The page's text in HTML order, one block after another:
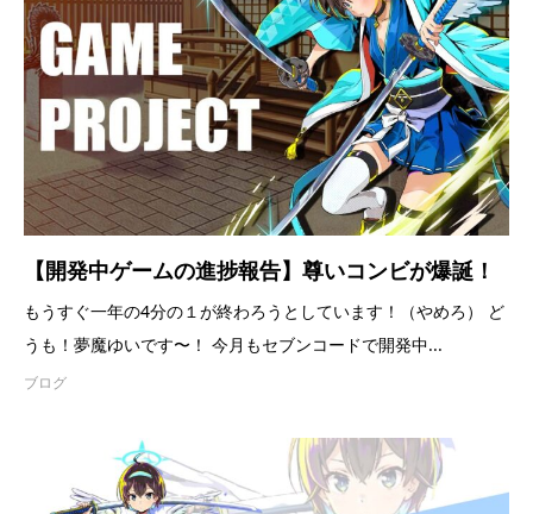
【開発中ゲームの進捗報告】尊いコンビが爆誕！
もうすぐ一年の4分の１が終わろうとしています！（やめろ） ど
うも！夢魔ゆいです〜！ 今月もセブンコードで開発中...
ブログ